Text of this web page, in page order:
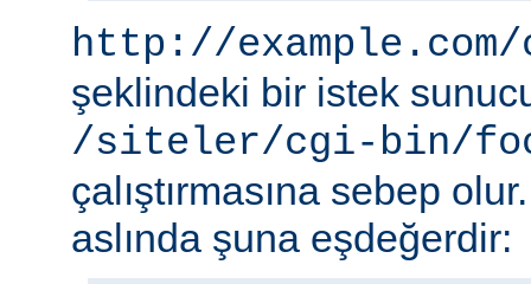
http://
şeklindeki bir istek
/siteler/cgi-bin/
çalıştırmasına sebep
aslında şuna eşdeğerdir: